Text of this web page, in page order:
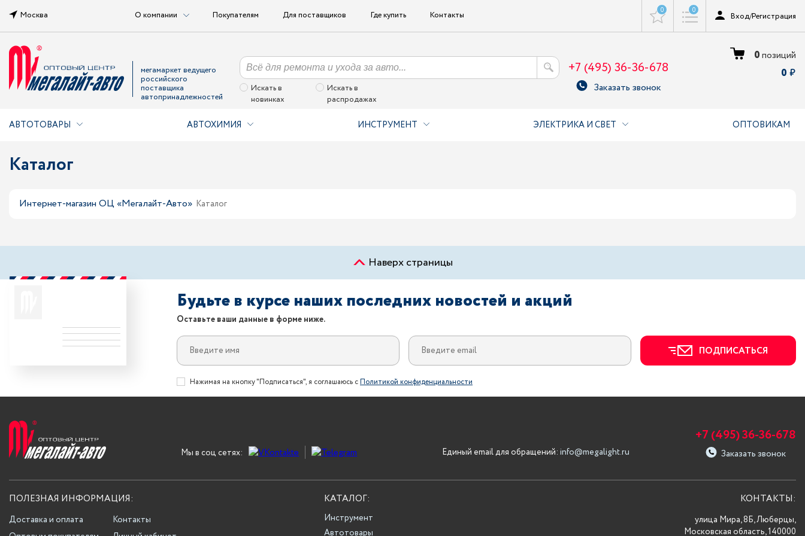
Москва О компании Покупателям Для поставщиков Где купить Контакты 0 0
Вход/Регистрация
мегамаркет ведущего
российского
поставщика
автопринадлежностей
Искать в
новинках
Искать в
распродажах
+7 (495) 36-36-678
Заказать звонок
0позиций
0
АВТОТОВАРЫ АВТОХИМИЯ ИНСТРУМЕНТ ЭЛЕКТРИКА И СВЕТ ОПТОВИКАМ
Каталог
Интернет-магазин ОЦ «Мегалайт-Авто» Каталог
Наверх страницы
Будьте в курсе наших последних новостей и акций
Оставьте ваши данные в форме ниже.
ПОДПИСАТЬСЯ
Нажимая на кнопку "Подписаться", я соглашаюсь сПолитикой конфиденциальности
Мы в соц сетях: Единый email для обращений: info@megalight.ru
+7 (495) 36-36-678
Заказать звонок
ПОЛЕЗНАЯ ИНФОРМАЦИЯ:
Доставка и оплата
Контакты
КАТАЛОГ:
Инструмент
Автотовары
КОНТАКТЫ:
улица Мира, 8Б, Люберцы,
Московская область, 140000